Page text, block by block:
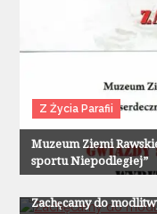
Z Życia Parafii
Muzeum Ziemi
sportu Niepodległej”
Z Życia Parafii
Zachęcamy do